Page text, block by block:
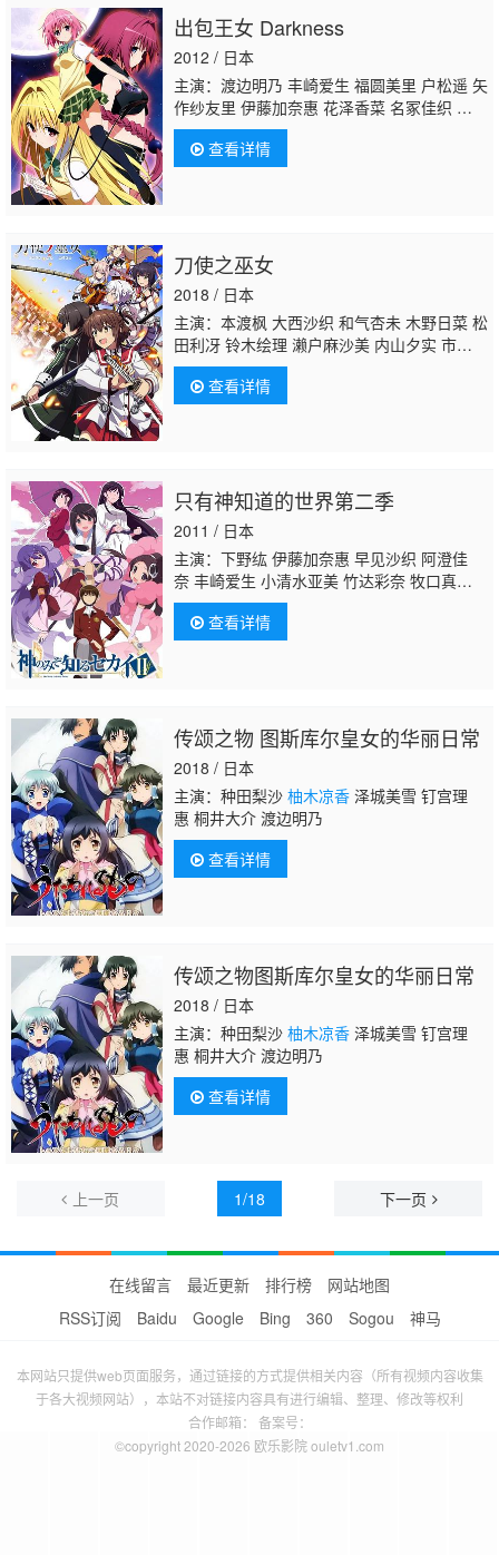
出包王女 Darkness
2012 / 日本
主演：渡边明乃 丰崎爱生 福圆美里 户松遥 矢
作纱友里 伊藤加奈惠 花泽香菜 名冢佳织 柚木
凉香新井里美 能登麻美子
查看详情
刀使之巫女
2018 / 日本
主演：本渡枫 大西沙织 和气杏未 木野日菜 松
田利冴 铃木绘理 濑户麻沙美 内山夕实 市道真
央 渊上舞 水濑祈 中原麻衣 雪野五月 野上尤
加奈 朴璐美 小清水亚美 伊藤静 种田梨沙 川
澄绫子 星野充昭 大和田仁美 井泽佳之实 日高
野 大野柚布子 小形满柚木凉香绫濑有 三瓶
由布子
查看详情
只有神知道的世界第二季
2011 / 日本
主演：下野纮 伊藤加奈惠 早见沙织 阿澄佳
奈 丰崎爱生 小清水亚美 竹达彩奈 牧口真
幸 田中敦子柚木凉香
子 仪武祐子 酒卷光宏 小林优 丹下樱 羽多野
涉 关智一 稻田彻 太田真一郎 矢部雅史 宫崎
查看详情
传颂之物 图斯库尔皇女的华丽日常
2018 / 日本
主演：种田梨沙 柚木凉香泽城美雪 钉宫理
惠 桐井大介 渡边明乃
查看详情
传颂之物图斯库尔皇女的华丽日常
2018 / 日本
主演：种田梨沙 柚木凉香泽城美雪 钉宫理
惠 桐井大介 渡边明乃
查看详情
上一页 1/18 下一页
在线留言 最近更新 排行榜
网站地图
RSS订阅
Baidu Google Bing 360 Sogou 神马
本网站只提供web页面服务，通过链接的方式提供相关内容（所有视频内容收集
于各大视频网站），本站不对链接内容具有进行编辑、整理、修改等权利
合作邮箱： 备案号：
©copyright 2020-2026 欧乐影院 ouletv1.com